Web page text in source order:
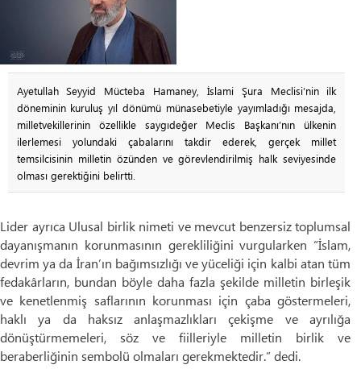
Ayetullah Seyyid Mücteba Hamaney, İslami Şura Meclisi’nin ilk
döneminin kuruluş yıl dönümü münasebetiyle yayımladığı mesajda,
milletvekillerinin özellikle saygıdeğer Meclis Başkanı’nın ülkenin
ilerlemesi yolundaki çabalarını takdir ederek, gerçek millet
temsilcisinin milletin özünden ve görevlendirilmiş halk seviyesinde
olması gerektiğini belirtti.
Lider ayrıca Ulusal birlik nimeti ve mevcut benzersiz toplumsal
dayanışmanın korunmasının gerekliliğini vurgularken “İslam,
devrim ya da İran’ın bağımsızlığı ve yüceliği için kalbi atan tüm
fedakârların, bundan böyle daha fazla şekilde milletin birleşik
ve kenetlenmiş saflarının korunması için çaba göstermeleri,
haklı ya da haksız anlaşmazlıkları çekişme ve ayrılığa
dönüştürmemeleri, söz ve fiilleriyle milletin birlik ve
beraberliğinin sembolü olmaları gerekmektedir.” dedi.